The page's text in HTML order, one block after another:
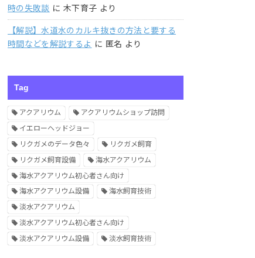
時の失敗談 に 木下育子 より
【解説】水道水のカルキ抜きの方法と要する
時間などを解説するよ に 匿名 より
Tag
アクアリウム
アクアリウムショップ訪問
イエローヘッドジョー
リクガメのデータ色々
リクガメ飼育
リクガメ飼育設備
海水アクアリウム
海水アクアリウム初心者さん向け
海水アクアリウム設備
海水飼育技術
淡水アクアリウム
淡水アクアリウム初心者さん向け
淡水アクアリウム設備
淡水飼育技術